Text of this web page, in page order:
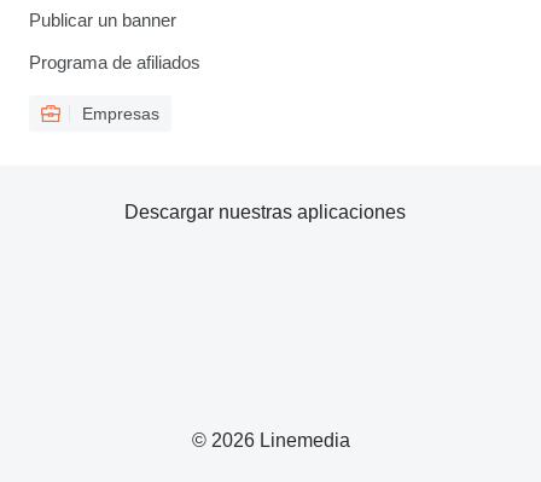
Publicar un banner
Programa de afiliados
Empresas
© 2026 Linemedia
Descargar nuestras aplicaciones